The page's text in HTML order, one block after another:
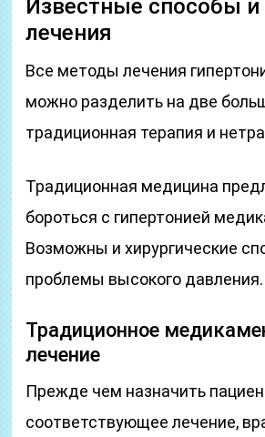
Известные способы
лечения
Все методы лечения
можно разделить на две
традиционная терапия и
Традиционная медицина
бороться с гипертонией
Возможны и хирургические
проблемы высокого давления.
Традиционное
лечение
Прежде чем назначить
соответствующее лечение,